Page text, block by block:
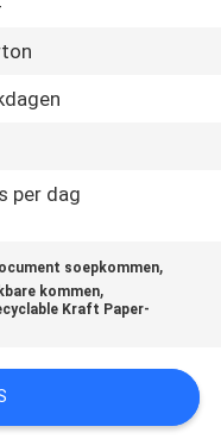
per dag
soepkommen,
kommen,
Kraft Paper-